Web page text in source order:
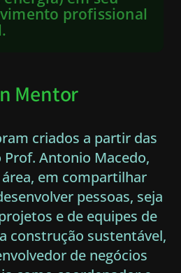
profissional
Mentor
criados a partir das
Antonio Macedo,
em compartilhar
pessoas, seja
e de equipes de
construção sustentável,
de negócios